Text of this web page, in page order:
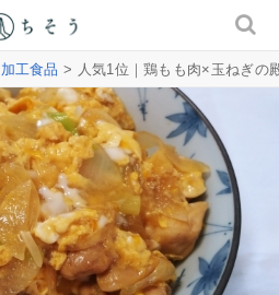
工食品 > 人気1位｜鶏もも肉×玉ねぎの